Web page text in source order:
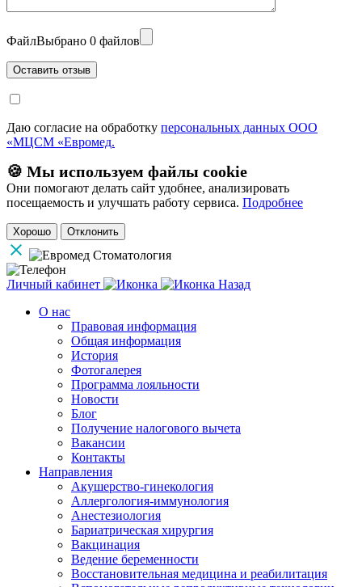
ФайлВыбрано 0 файлов
Даю согласие на обработку персональных данных ООО
«МЦСМ «Евромед.
🍪 Мы используем файлы cookie
Они помогают делать сайт удобнее, анализировать
посещаемость и улучшать работу сервиса. Подробнее
Хорошо Отклонить
Личный кабинет
Назад
О нас
Правовая информация
Общая информация
История
Фотогалерея
Программа лояльности
Новости
Блог
Получение налогового вычета
Вакансии
Контакты
Направления
Акушерство-гинекология
Аллергология-иммунология
Анестезиология
Бариатрическая хирургия
Вакцинация
Ведение беременности
Восстановительная медицина и реабилитация